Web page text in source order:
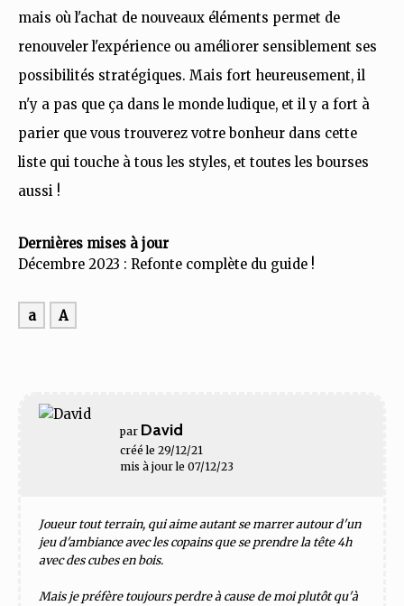
mais où l'achat de nouveaux éléments permet de
renouveler l'expérience ou améliorer sensiblement ses
possibilités stratégiques. Mais fort heureusement, il
n'y a pas que ça dans le monde ludique, et il y a fort à
parier que vous trouverez votre bonheur dans cette
liste qui touche à tous les styles, et toutes les bourses
aussi !
Dernières mises à jour
Décembre 2023 : Refonte complète du guide !
a A
par David
créé le 29/12/21
mis à jour le 07/12/23
Joueur tout terrain, qui aime autant se marrer autour d'un
jeu d'ambiance avec les copains que se prendre la tête 4h
avec des cubes en bois.
Mais je préfère toujours perdre à cause de moi plutôt qu'à